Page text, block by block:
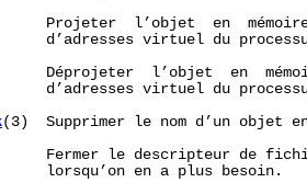
Projeter  l’objet  en  mémoire
d’adresses virtuel du
Déprojeter  l’objet  en
d’adresses virtuel du
(3)  Supprimer le nom d’un objet
Fermer le descripteur de
lorsqu’on en a plus besoin.